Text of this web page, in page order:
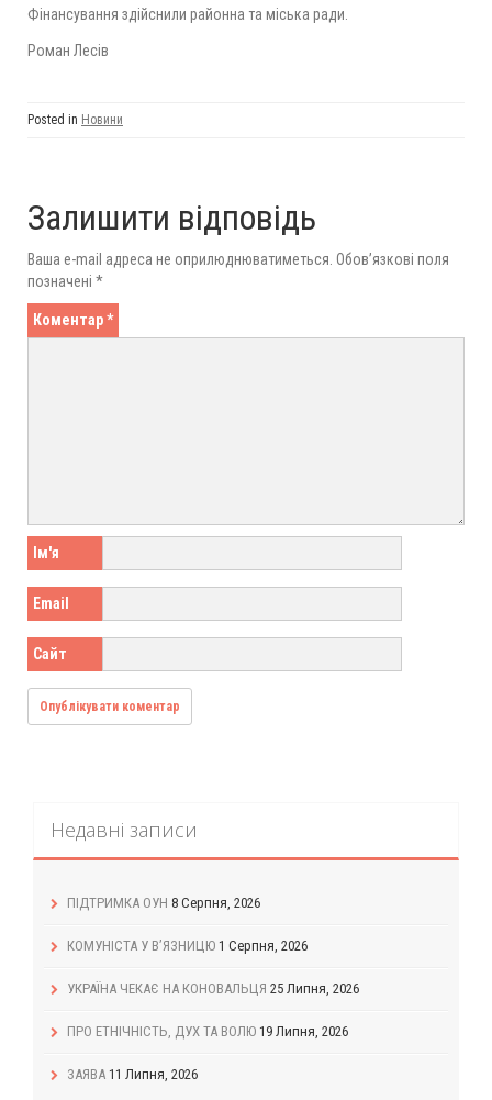
Фінансування здійснили районна та міська ради.
Роман Лесів
Posted in Новини
Залишити відповідь
Ваша e-mail адреса не оприлюднюватиметься. Обов’язкові поля
позначені *
Коментар*
Ім'я
Email
Сайт
Недавні записи
ПІДТРИМКА ОУН 8 Серпня, 2026
КОМУНІСТА У В’ЯЗНИЦЮ 1 Серпня, 2026
УКРАЇНА ЧЕКАЄ НА КОНОВАЛЬЦЯ 25 Липня, 2026
ПРО ЕТНІЧНІСТЬ, ДУХ ТА ВОЛЮ 19 Липня, 2026
ЗАЯВА 11 Липня, 2026